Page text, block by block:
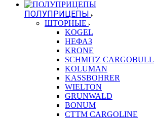
ПОЛУПРИЦЕПЫ
ШТОРНЫЕ
KOGEL
НЕФАЗ
KRONE
SCHMITZ CARGOBULL
KOLUMAN
KASSBOHRER
WIELTON
GRUNWALD
BONUM
CTTM CARGOLINE